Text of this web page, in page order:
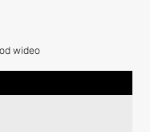
wideo